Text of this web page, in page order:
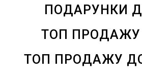
ПОДАРУНКИ
ТОП ПРОДАЖУ
ТОП ПРОДАЖУ